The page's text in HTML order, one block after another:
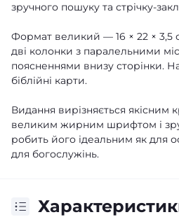
зручного пошуку та стрічку-
Формат великий — 16 × 22 × 3,5
дві колонки з паралельними
поясненнями внизу сторінки.
біблійні карти.
Видання вирізняється
великим жирним шрифтом і
робить його ідеальним як для
для богослужінь.